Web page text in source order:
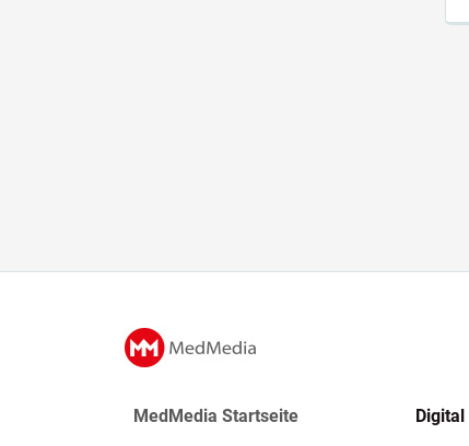
MedMedia Startseite
Digital